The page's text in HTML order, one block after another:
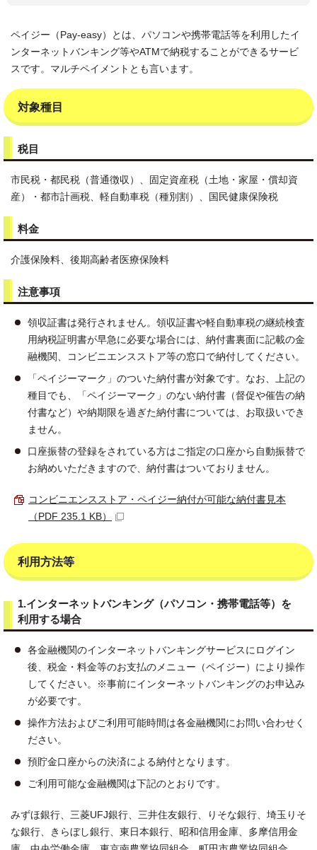
ペイジー（Pay-easy）とは、パソコンや携帯電話等を利用したイ
ンターネットバンキング等やATMで納税することができるサービ
スです。マルチペイメントとも言います。
対象種目
税目
市民税・都民税（普通徴収）、固定資産税（土地・家屋・償却資
産）・都市計画税、軽自動車税（種別割）、国民健康保険税
料金
介護保険料、後期高齢者医療保険料
注意事項
領収証書は発行されません。領収証書や軽自動車税の継続検査
用納税証明書が早急に必要な場合には、納付書裏面に記載の金
融機関、コンビニエンスストア等の窓口で納付してください。
「ペイジーマーク」のついた納付書が対象です。なお、上記の
種目でも、「ペイジーマーク」のない納付書（督促や催告の納
付書など）や納期限を過ぎた納付書については、お取扱いでき
ません。
口座振替の登録をされている方はご指定の口座から自動振替で
お納めいただきますので、納付書はついておりません。
コンビニエンスストア・ペイジー納付が可能な納付書見本
（PDF 235.1 KB）
利用方法等
1.インターネットバンキング（パソコン・携帯電話等）を
利用する場合
各金融機関のインターネットバンキングサービスにログイン
後、税金・料金等のお支払のメニュー（ペイジー）により操作
してください。※事前にインターネットバンキングのお申込み
が必要です。
操作方法およびご利用可能時間は各金融機関にお問い合わせく
ださい。
預貯金口座からの決済による納付となります。
ご利用可能な金融機関は下記のとおりです。
みずほ銀行、三菱UFJ銀行、三井住友銀行、りそな銀行、埼玉りそ
な銀行、きらぼし銀行、東日本銀行、昭和信用金庫、多摩信用金